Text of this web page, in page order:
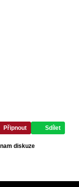
Připnout Sdílet